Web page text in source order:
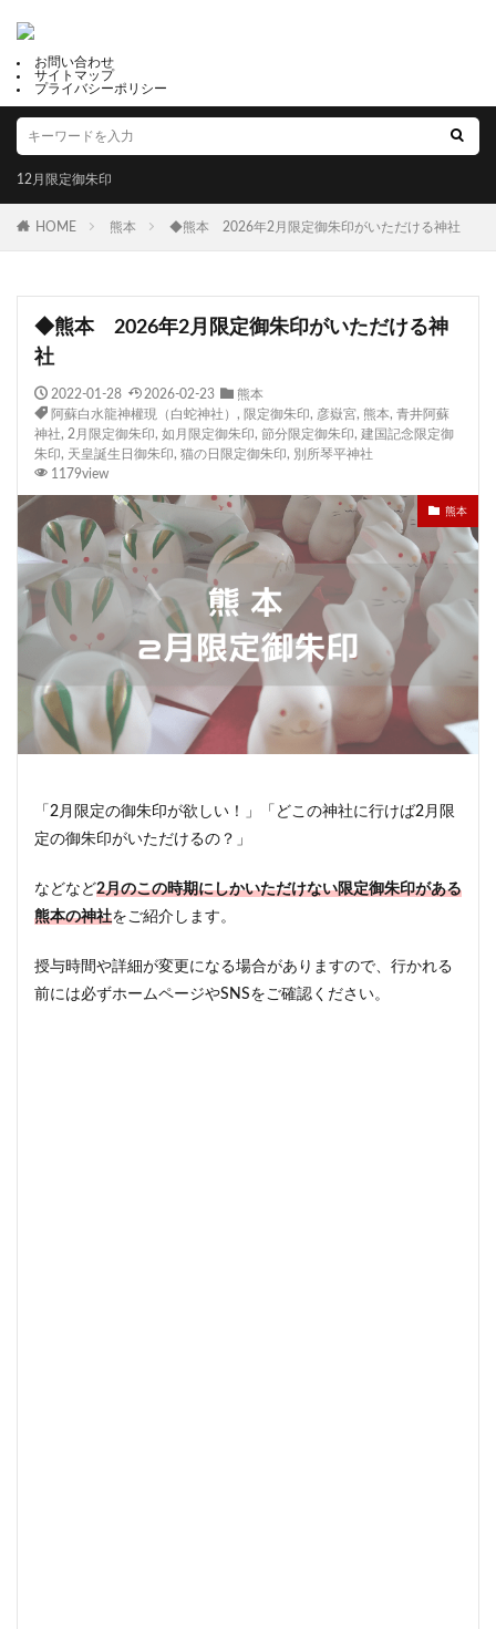
お問い合わせ
サイトマップ
プライバシーポリシー
12月限定御朱印
HOME 熊本 ◆熊本 2026年2月限定御朱印がいただける神社
◆熊本 2026年2月限定御朱印がいただける神
社
2022-01-28 2026-02-23
熊本
阿蘇白水龍神權現（白蛇神社）
, 限定御朱印, 彦嶽宮, 熊本, 青井阿蘇
神社, 2月限定御朱印, 如月限定御朱印, 節分限定御朱印, 建国記念限定御
朱印, 天皇誕生日御朱印, 猫の日限定御朱印, 別所琴平神社
1179view
熊本
「2月限定の御朱印が欲しい！」「どこの神社に行けば2月限
定の御朱印がいただけるの？」
などなど2月のこの時期にしかいただけない限定御朱印がある
熊本の神社をご紹介します。
授与時間や詳細が変更になる場合がありますので、行かれる
前には必ずホームページやSNSをご確認ください。